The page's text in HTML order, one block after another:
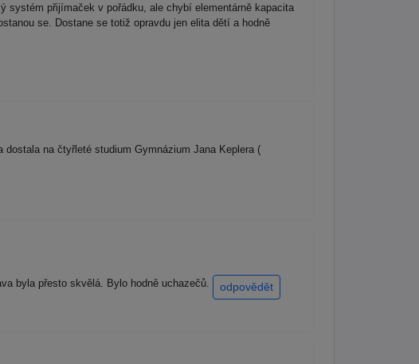
systém přijímaček v pořádku, ale chybí elementárně kapacita
se. Dostane se totiž opravdu jen elita dětí a hodně
na čtyřleté studium Gymnázium Jana Keplera (
byla přesto skvělá. Bylo hodně uchazečů. odpovědět